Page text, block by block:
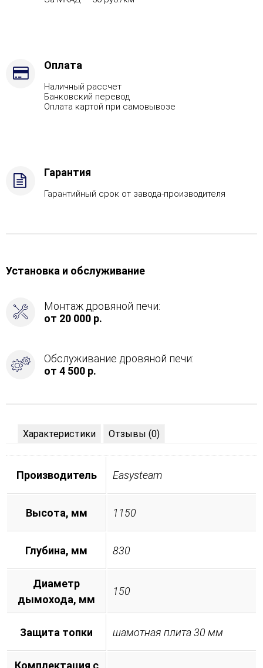
Оплата
Наличный рассчет
Банковский перевод
Оплата картой при самовывозе
Гарантия
Гарантийный срок от завода-производителя
Установка и обслуживание
Монтаж дровяной печи:
от 20 000 р.
Обслуживание дровяной печи:
от 4 500 р.
Характеристики Отзывы (0)
Производитель Easysteam
Высота, мм 1150
Глубина, мм 830
Диаметр
дымохода, мм
150
Защита топки шамотная плита 30 мм
Комплектация с